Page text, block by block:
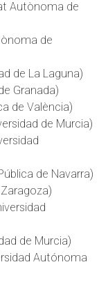
Autònoma de
de
de La Laguna)
Granada)
de València)
de Murcia)
de Navarra)
de Murcia)
Autónoma